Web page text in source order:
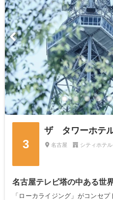
3
ザ タワーホテ
名古屋 シティホテ
名古屋テレビ塔の中ある世
「ローカライジング」がコンセ